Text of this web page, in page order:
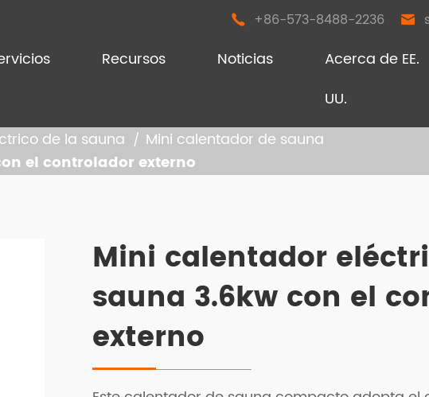
 +86-573-8488-2236 
de sauna seco y vapor
de sauna
Recursos Noticias
Acerca de EE.
UU.
de la sauna
Mini calentador de sauna
el controlador externo
Mini calentador
sauna 3.6kw con el
externo